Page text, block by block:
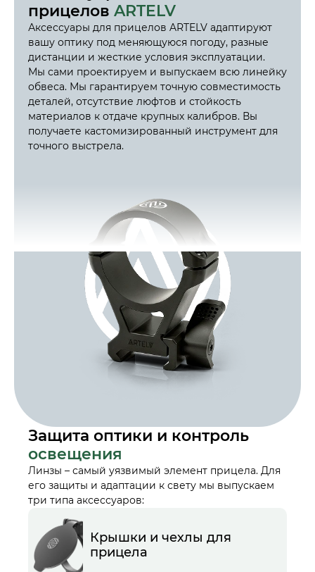
прицелов ARTELV
Аксессуары для прицелов ARTELV адаптируют
вашу оптику под меняющуюся погоду, разные
дистанции и жесткие условия эксплуатации.
Мы сами проектируем и выпускаем всю линейку
обвеса. Мы гарантируем точную совместимость
деталей, отсутствие люфтов и стойкость
материалов к отдаче крупных калибров. Вы
получаете кастомизированный инструмент для
точного выстрела.
Защита оптики и контроль
освещения
Линзы – самый уязвимый элемент прицела. Для
его защиты и адаптации к свету мы выпускаем
три типа аксессуаров:
Крышки и чехлы для
прицела
Читать далее